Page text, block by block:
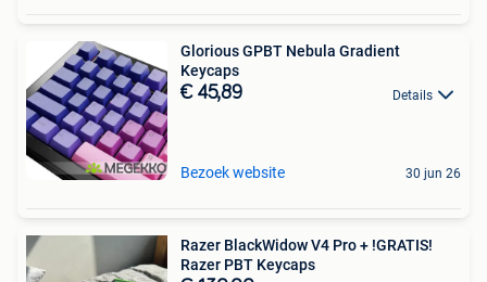
Glorious GPBT Nebula Gradient
Keycaps
€ 45,89 Details
Bezoek website 30 jun 26
Razer BlackWidow V4 Pro + !GRATIS!
Razer PBT Keycaps